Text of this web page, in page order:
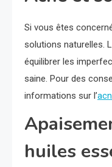
Si vous êtes
solutions naturelles.
équilibrer les
saine. Pour des
informations sur l’
huiles